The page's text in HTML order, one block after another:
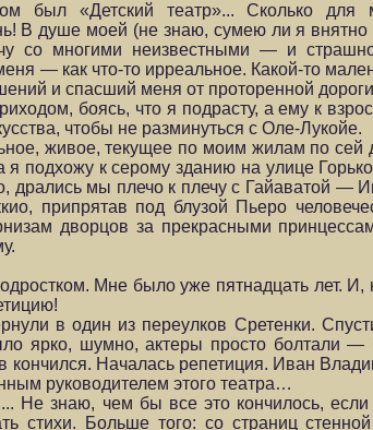
был «Детский театр»... Сколько
В душе моей (не знаю, сумею ли я внятно
со многими неизвестными — и
— как что-то ирреальное. Какой-то
и спасший меня от проторенной
боясь, что я подрасту, а ему к
чтобы не разминуться с Оле-Лукойе.
живое, текущее по моим жилам по сей
я подхожу к серому зданию на улице
дрались мы плечо к плечу с Гайаватой
припрятав под блузой Пьеро
дворцов за прекрасными
Мне было уже пятнадцать лет.
в один из переулков Сретенки.
ярко, шумно, актеры просто болтали
кончился. Началась репетиция. Иван
руководителем этого театра…
Не знаю, чем бы все это кончилось,
стихи. Больше того: со страниц